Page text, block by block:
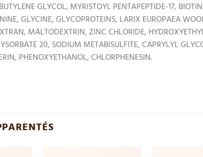
GLYCOL, MYRISTOYL PENTAPEPTIDE-17,
GLYCINE, GLYCOPROTEINS, LARIX EUROPAEA
MALTODEXTRIN, ZINC CHLORIDE,
20, SODIUM METABISULFITE, CAPRYLYL
PHENOXYETHANOL, CHLORPHENESIN.